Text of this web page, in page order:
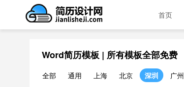
首页
Word简历模板 | 所有模板全部免费
全部 通用 上海 北京 深圳 广州